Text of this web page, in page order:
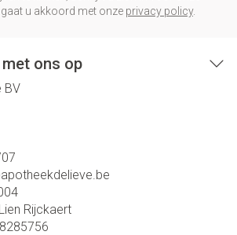
u akkoord met onze privacy policy.
ons op
BV
apotheekdelieve.be
Lien Rijckaert